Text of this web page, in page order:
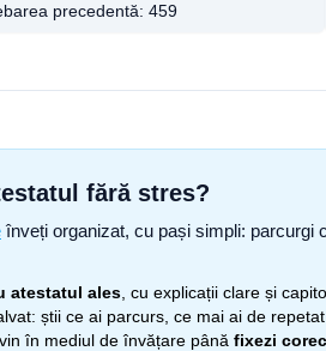
precedentă: 459
fără stres?
înveți organizat, cu pași simpli: parcurgi
atestatul ales , cu explicații clare și
știi ce ai parcurs, ce mai ai de
în mediul de învățare până fixezi